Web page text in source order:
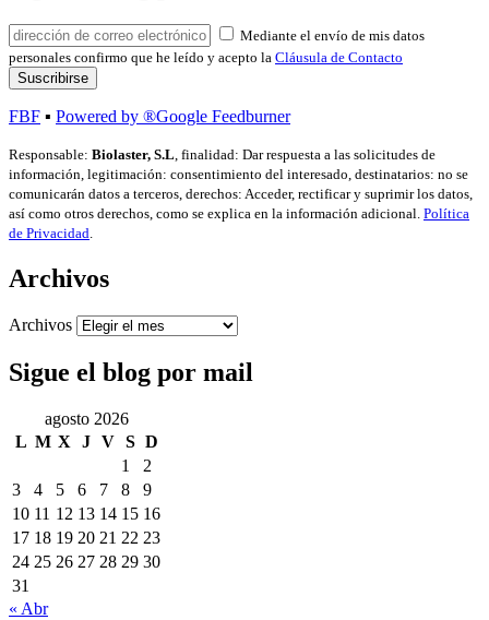
Mediante el envío de mis datos
personales confirmo que he leído y acepto la Cláusula de Contacto
FBF ▪ Powered by ®Google Feedburner
Responsable: Biolaster, S.L, finalidad: Dar respuesta a las solicitudes de
información, legitimación: consentimiento del interesado, destinatarios: no se
comunicarán datos a terceros, derechos: Acceder, rectificar y suprimir los datos,
así como otros derechos, como se explica en la información adicional. Política
de Privacidad.
Archivos
Archivos
Sigue el blog por mail
agosto 2026
L M X J V S D
1
2
3
4 5 6 7 8
9
10 11 12 13 14 15 16
17 18 19 20 21 22 23
24 25 26 27 28 29 30
31
« Abr